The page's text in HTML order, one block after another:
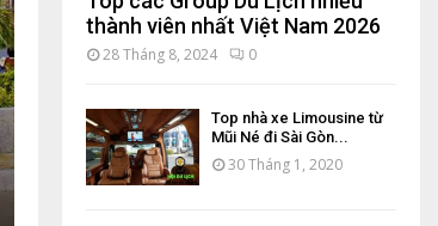
thành viên nhất Việt Nam 2026
28 Tháng 8, 2024 0
Top nhà xe Limousine từ
Mũi Né đi Sài Gòn...
30 Tháng 1, 2020